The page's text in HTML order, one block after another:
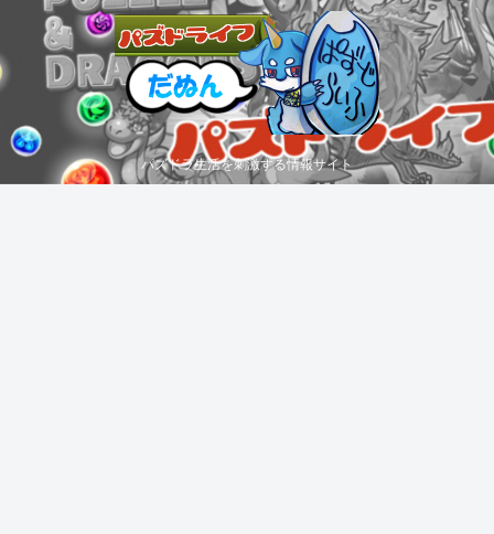
パズドラ生活を刺激する情報サイト